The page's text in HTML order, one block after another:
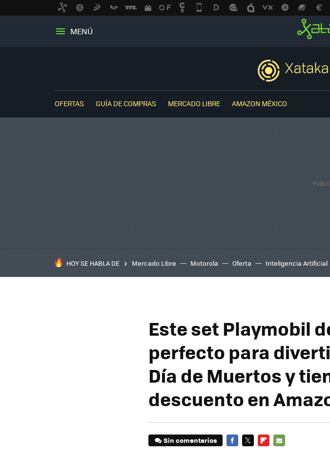
MENÚ
OFERTAS GUÍA DE COMPRAS MERCADO LIBRE AMAZON MÉXICO
HOY SE HABLA DE Mercado Libre Motorola Oferta Inteligencia Artificial
Este set Playmobil
perfecto para
Día de Muertos y
descuento en
Sin comentarios